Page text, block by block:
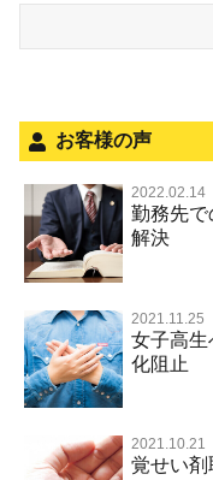
ストーカー事件
不正競争防止法
風営法・風適法違反
文書偽造・偽造文書
著作権法違反・商標
放火・失火
名誉棄損罪・侮辱
被害届・告訴・告発
面会・差し入れ
お客様の声
2022.02.14
勤務先
解決
2021.11.25
女子高
化阻止
2021.10.21
覚せい剤